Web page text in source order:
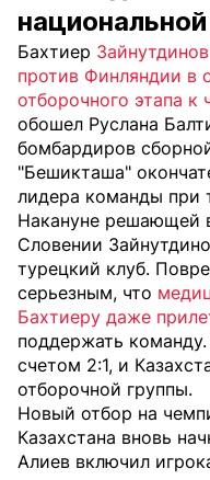
Бахтиер
против Финляндии в
отборочного этапа
обошел Руслана
бомбардиров
"Бешикташа"
лидера команды при
Накануне решающей
Словении
турецкий клуб.
серьезным, что
Бахтиеру даже
поддержать
счетом 2:1, и
отборочной группы.
Новый отбор на
Казахстана вновь
Алиев включил